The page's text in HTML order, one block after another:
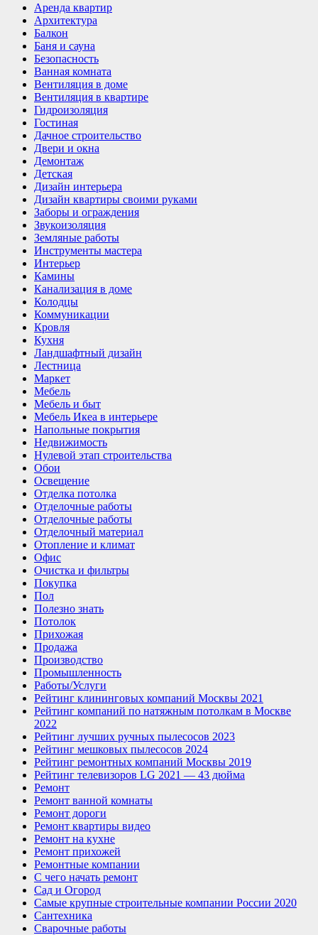
Аренда квартир
Архитектура
Балкон
Баня и сауна
Безопасность
Ванная комната
Вентиляция в доме
Вентиляция в квартире
Гидроизоляция
Гостиная
Дачное строительство
Двери и окна
Демонтаж
Детская
Дизайн интерьера
Дизайн квартиры своими руками
Заборы и ограждения
Звукоизоляция
Земляные работы
Инструменты мастера
Интерьер
Камины
Канализация в доме
Колодцы
Коммуникации
Кровля
Кухня
Ландшафтный дизайн
Лестница
Маркет
Мебель
Мебель и быт
Мебель Икеа в интерьере
Напольные покрытия
Недвижимость
Нулевой этап строительства
Обои
Освещение
Отделка потолка
Отделочные работы
Отделочные работы
Отделочный материал
Отопление и климат
Офис
Очистка и фильтры
Покупка
Пол
Полезно знать
Потолок
Прихожая
Продажа
Производство
Промышленность
Работы/Услуги
Рейтинг клининговых компаний Москвы 2021
Рейтинг компаний по натяжным потолкам в Москве
2022
Рейтинг лучших ручных пылесосов 2023
Рейтинг мешковых пылесосов 2024
Рейтинг ремонтных компаний Москвы 2019
Рейтинг телевизоров LG 2021 — 43 дюйма
Ремонт
Ремонт ванной комнаты
Ремонт дороги
Ремонт квартиры видео
Ремонт на кухне
Ремонт прихожей
Ремонтные компании
С чего начать ремонт
Сад и Огород
Самые крупные строительные компании России 2020
Сантехника
Сварочные работы